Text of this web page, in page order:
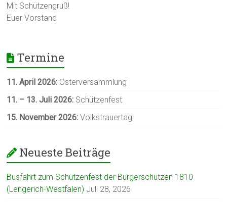
Mit Schützengruß!
Euer Vorstand
Termine
11. April 2026: Osterversammlung
11. – 13. Juli 2026: Schützenfest
15. November 2026: Volkstrauertag
Neueste Beiträge
Busfahrt zum Schützenfest der Bürgerschützen 1810
(Lengerich-Westfalen) Juli 28, 2026